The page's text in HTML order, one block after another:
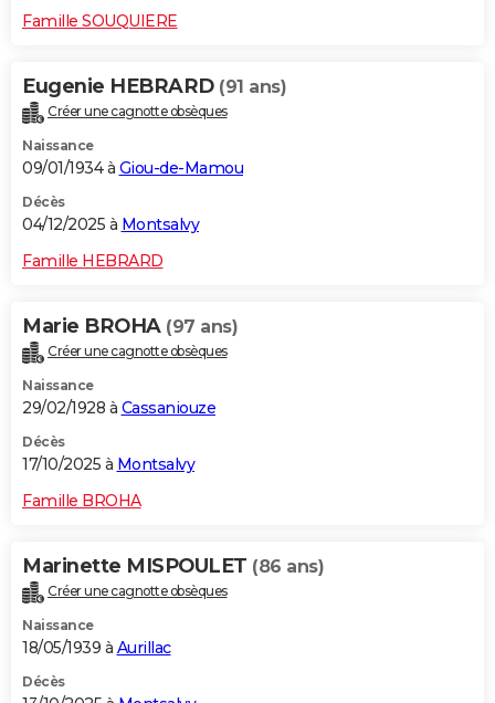
Famille SOUQUIERE
Eugenie HEBRARD (91 ans)
Créer une cagnotte obsèques
Naissance
09/01/1934 à Giou-de-Mamou
Décès
04/12/2025 à Montsalvy
Famille HEBRARD
Marie BROHA (97 ans)
Créer une cagnotte obsèques
Naissance
29/02/1928 à Cassaniouze
Décès
17/10/2025 à Montsalvy
Famille BROHA
Marinette MISPOULET (86 ans)
Créer une cagnotte obsèques
Naissance
18/05/1939 à Aurillac
Décès